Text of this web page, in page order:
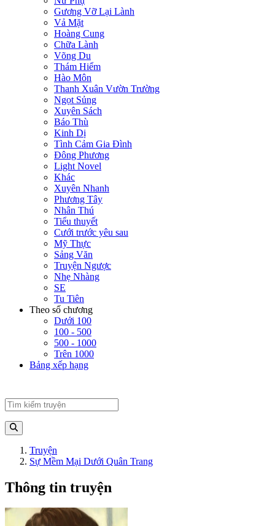
Gương Vỡ Lại Lành
Vả Mặt
Hoàng Cung
Chữa Lành
Võng Du
Thám Hiểm
Hào Môn
Thanh Xuân Vườn Trường
Ngọt Sủng
Xuyên Sách
Báo Thù
Kinh Dị
Tình Cảm Gia Đình
Đông Phương
Light Novel
Khác
Xuyên Nhanh
Phương Tây
Nhân Thú
Tiểu thuyết
Cưới trước yêu sau
Mỹ Thực
Sảng Văn
Truyện Ngược
Nhẹ Nhàng
SE
Tu Tiên
Theo số chương
Dưới 100
100 - 500
500 - 1000
Trên 1000
Bảng xếp hạng
Truyện
Sự Mềm Mại Dưới Quân Trang
Thông tin truyện